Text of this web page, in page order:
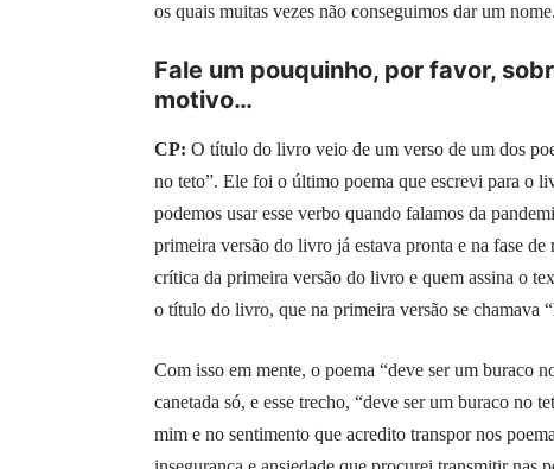
os quais muitas vezes não conseguimos dar um nome.
Fale um pouquinho, por favor,
motivo…
CP: O título do livro veio de um verso de um dos
no teto”. Ele foi o último poema que escrevi para o
podemos usar esse verbo quando falamos da
primeira versão do livro já estava pronta e na fase
crítica da primeira versão do livro e quem assina o
o título do livro, que na primeira versão se chamava
Com isso em mente, o poema “deve ser um buraco
canetada só, e esse trecho, “deve ser um buraco no
mim e no sentimento que acredito transpor nos